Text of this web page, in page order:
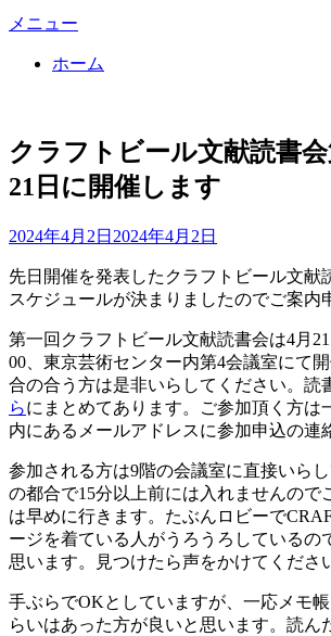
メニュー
ホーム
クラフトビール文献読書会
21日に開催します
投稿者master
投
日:
2024年4月2日 2024年4月2日
先日開催を発表したクラフトビール文献
スケジュールが決まりましたのでご案内
第一回クラフトビール文献読書会は4月21
00、東京芸術センター内第4会議室にて
合の合う方は是非いらしてください。読
らにまとめてあります。ご参加頂く方は
内にあるメールアドレスに参加申込の連
参加される方は9階の会議室に直接いら
の都合で15分以上前には入れませんので
は早めに行きます。たぶんロビーで
ージを着ている人がうろうろしているの
思います。見つけたら声をかけてくださ
手ぶらでOKとしていますが、一応メモ
らいはあった方が良いと思います。読ん